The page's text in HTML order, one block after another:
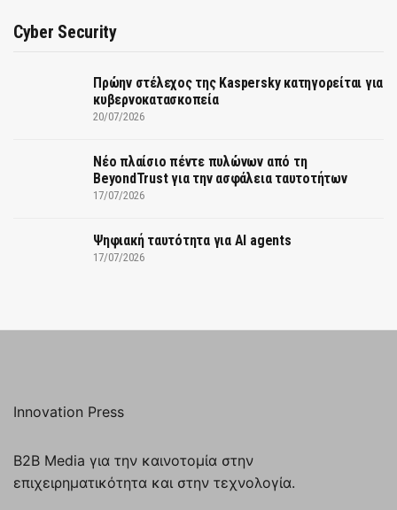
Cyber Security
Πρώην στέλεχος της Kaspersky κατηγορείται για
κυβερνοκατασκοπεία
20/07/2026
Νέο πλαίσιο πέντε πυλώνων από τη
BeyondTrust για την ασφάλεια ταυτοτήτων
17/07/2026
Ψηφιακή ταυτότητα για AI agents
17/07/2026
Innovation Press
B2B Media για την καινοτομία στην
επιχειρηματικότητα και στην τεχνολογία.